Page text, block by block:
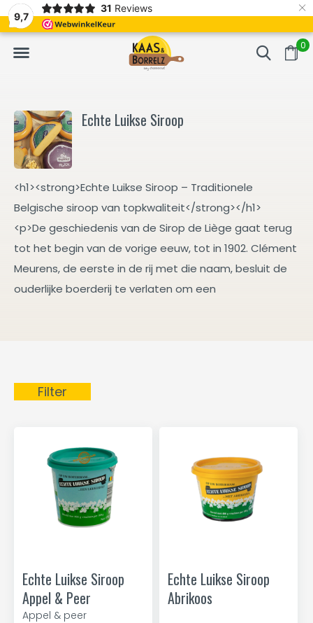
9,7
31 Reviews ×
0
Vers van het mes en gevacumeerd Vaak volgende
Echte Luikse Siroop
<h1><strong>Echte Luikse Siroop – Traditionele
Belgische siroop van topkwaliteit</strong></h1>
<p>De geschiedenis van de Sirop de Liège gaat terug
tot het begin van de vorige eeuw, tot in 1902. Clément
Meurens, de eerste in de rij met die naam, besluit de
ouderlijke boerderij te verlaten om een
Filter
Echte Luikse Siroop
Appel & Peer
Appel & peer
Echte Luikse Siroop
Abrikoos